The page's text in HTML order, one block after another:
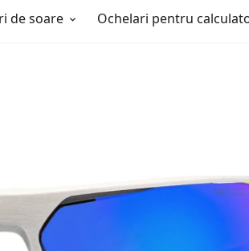
de soare Ochelari pentru